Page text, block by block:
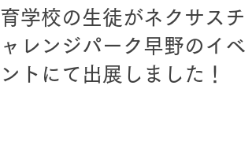
育学校の生徒がネクサスチ
ャレンジパーク早野のイベ
ントにて出展しました！